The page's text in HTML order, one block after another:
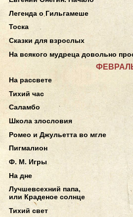
Легенда о Гильгамеше
Тоска
Сказки для взрослых
На всякого мудреца довольно
На рассвете
Тихий час
Саламбо
Школа злословия
Ромео и Джульетта во мгле
Пигмалион
Ф. М. Игры
На дне
Лучшевсехний папа,
или Краденое солнце
Тихий свет